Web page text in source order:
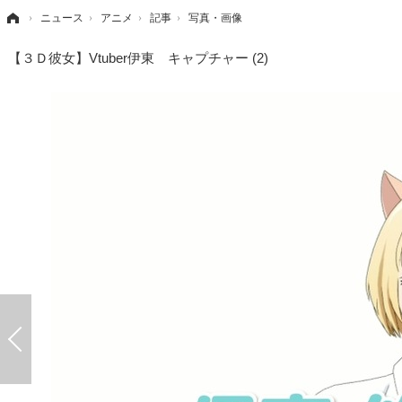
› ニュース › アニメ › 記事 › 写真・画像
【３Ｄ彼女】Vtuber伊東 キャプチャー (2)